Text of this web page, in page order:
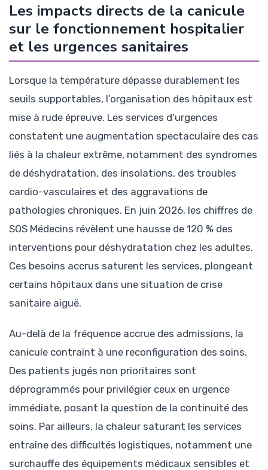
Les impacts directs de la canicule
sur le fonctionnement hospitalier
et les urgences sanitaires
Lorsque la température dépasse durablement les
seuils supportables, l’organisation des hôpitaux est
mise à rude épreuve. Les services d’urgences
constatent une augmentation spectaculaire des cas
liés à la chaleur extrême, notamment des syndromes
de déshydratation, des insolations, des troubles
cardio-vasculaires et des aggravations de
pathologies chroniques. En juin 2026, les chiffres de
SOS Médecins révèlent une hausse de 120 % des
interventions pour déshydratation chez les adultes.
Ces besoins accrus saturent les services, plongeant
certains hôpitaux dans une situation de crise
sanitaire aiguë.
Au-delà de la fréquence accrue des admissions, la
canicule contraint à une reconfiguration des soins.
Des patients jugés non prioritaires sont
déprogrammés pour privilégier ceux en urgence
immédiate, posant la question de la continuité des
soins. Par ailleurs, la chaleur saturant les services
entraîne des difficultés logistiques, notamment une
surchauffe des équipements médicaux sensibles et